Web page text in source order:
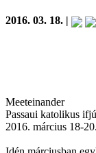
2016. 03. 18. |
Meeteinander
Passaui katolikus
2016. március 18-20.